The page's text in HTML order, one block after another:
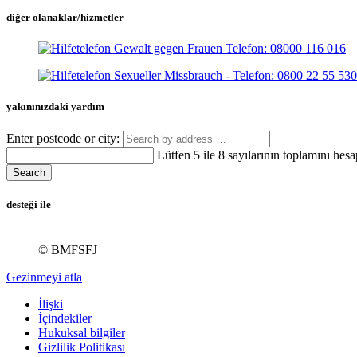
diğer olanaklar/hizmetler
yakınınızdaki yardım
Enter postcode or city:
Lütfen 5 ile 8 sayılarının toplamını
Search
desteği ile
© BMFSFJ
Gezinmeyi atla
İlişki
İçindekiler
Hukuksal bilgiler
Gizlilik Politikası